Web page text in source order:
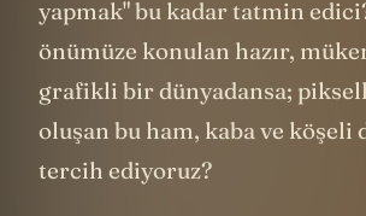
yapmak" bu kadar tatmin
önümüze konulan hazır,
grafikli bir dünyadansa;
oluşan bu ham, kaba ve köşeli
tercih ediyoruz?